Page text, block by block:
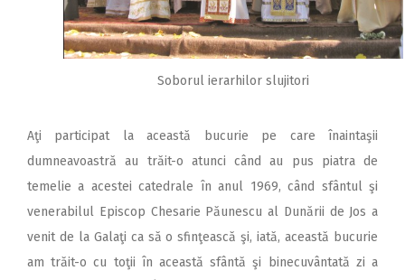
Soborul ierarhilor slujitori
Aţi participat la această bucurie pe care înaintaşii
dumneavoastră au trăit-o atunci când au pus piatra de
temelie a acestei catedrale în anul 1969, când sfântul şi
venerabilul Episcop Chesarie Păunescu al Dunării de Jos a
venit de la Galaţi ca să o sfinţească şi, iată, această bucurie
am trăit-o cu toţii în această sfântă şi binecuvântată zi a